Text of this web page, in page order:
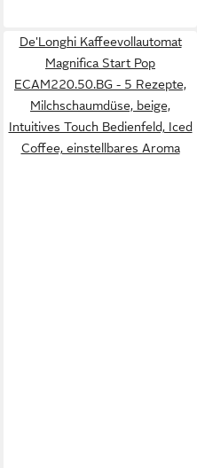
De'Longhi Kaffeevollautomat
Magnifica Start Pop
ECAM220.50.BG - 5 Rezepte,
Milchschaumdüse, beige,
Intuitives Touch Bedienfeld, Iced
Coffee, einstellbares Aroma